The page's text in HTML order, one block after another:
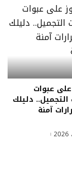
على عبوات
دليلك
آمنة